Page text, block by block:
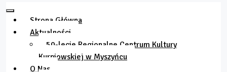
Strona Główna
Aktualności
50-lecie Regionalne Centrum Kultury
Kurpiowskiej w Myszyńcu
O Nas